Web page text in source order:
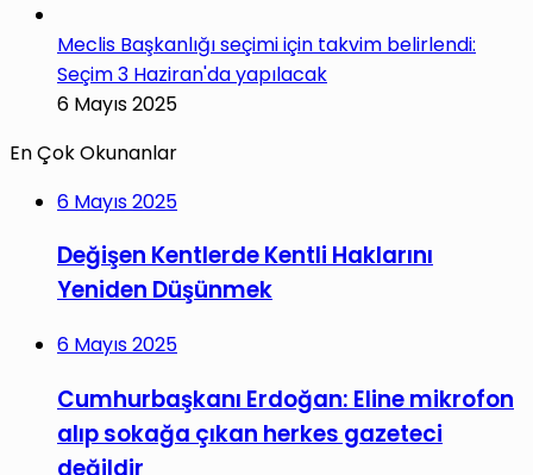
Meclis Başkanlığı seçimi için takvim belirlendi:
Seçim 3 Haziran'da yapılacak
6 Mayıs 2025
En Çok Okunanlar
6 Mayıs 2025
Değişen Kentlerde Kentli Haklarını
Yeniden Düşünmek
6 Mayıs 2025
Cumhurbaşkanı Erdoğan: Eline mikrofon
alıp sokağa çıkan herkes gazeteci
değildir